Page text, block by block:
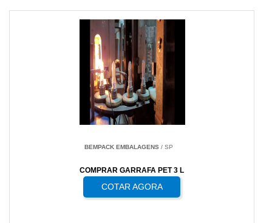
BEMPACK EMBALAGENS/ SP
COMPRAR GARRAFA PET 3 L
COTAR AGORA